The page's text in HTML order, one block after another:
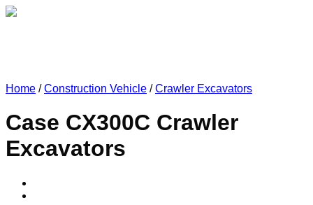
Home / Construction Vehicle / Crawler Excavators
Case CX300C Crawler
Excavators